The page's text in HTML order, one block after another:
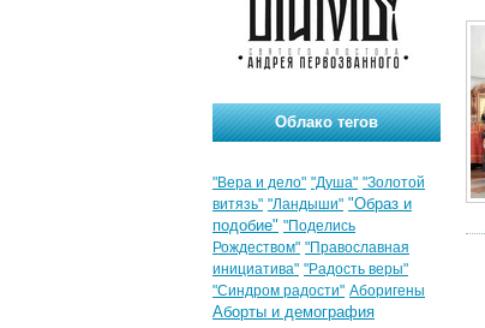
Облако тегов
"Вера и дело" "Душа" "Золотой
витязь" "Ландыши" "Образ и
подобие" "Поделись
Рождеством" "Православная
инициатива" "Радость веры"
"Синдром радости" Аборигены
Аборты и демография